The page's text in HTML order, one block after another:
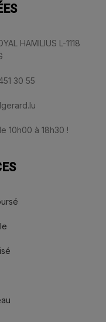
HAMILIUS L-1118
30 55
10h00 à 18h30 !